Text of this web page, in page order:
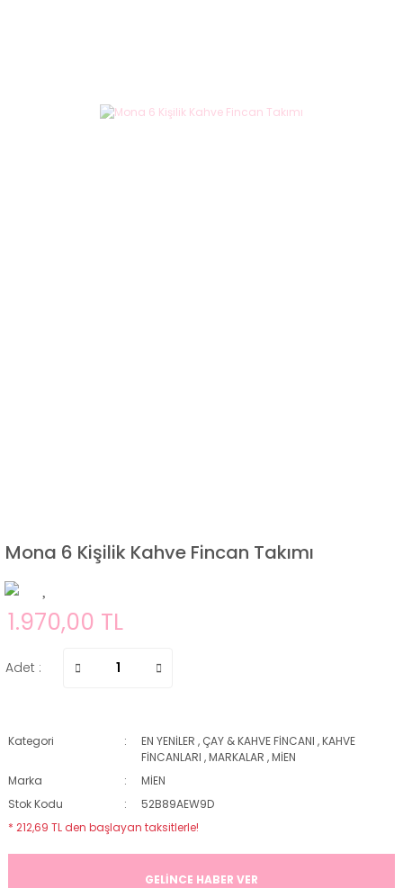
Mona 6 Kişilik Kahve Fincan Takımı
1.970,00 TL
Adet :
Kategori EN YENİLER , ÇAY & KAHVE FİNCANI ,KAHVE
FİNCANLARI ,MARKALAR ,MİEN
Marka
MİEN
Stok Kodu
52B89AEW9D
* 212,69 TL den başlayan taksitlerle!
GELİNCE HABER VER